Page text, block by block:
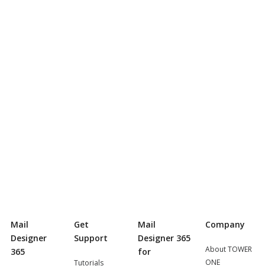
Mail
Designer
365
Get
Support
Tutorials
Mail
Designer 365
for
Company
About TOWER
ONE